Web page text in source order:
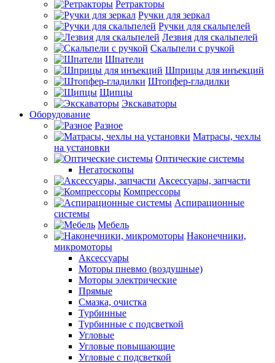
Ретракторы
Ручки для зеркал
Ручки для скальпелей
Лезвия для скальпелей
Скальпели с ручкой
Шпатели
Шприцы для инъекций
Штопфер-гладилки
Щипцы
Экскаваторы
Оборудование
Разное
Матрасы, чехлы
на установки
Оптические системы
Негатоскопы
Аксессуары, запчасти
Компрессоры
Аспирационные
системы
Мебель
Наконечники,
микромоторы
Аксессуары
Моторы пневмо (воздушные)
Моторы электрические
Прямые
Смазка, очистка
Турбинные
Турбинные с подсветкой
Угловые
Угловые повышающие
Угловые с подсветкой